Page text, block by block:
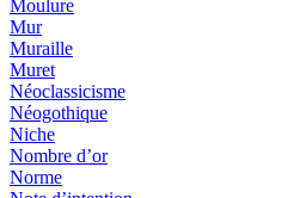
Moulure
Mur
Muraille
Muret
Néoclassicisme
Néogothique
Niche
Nombre d’or
Norme